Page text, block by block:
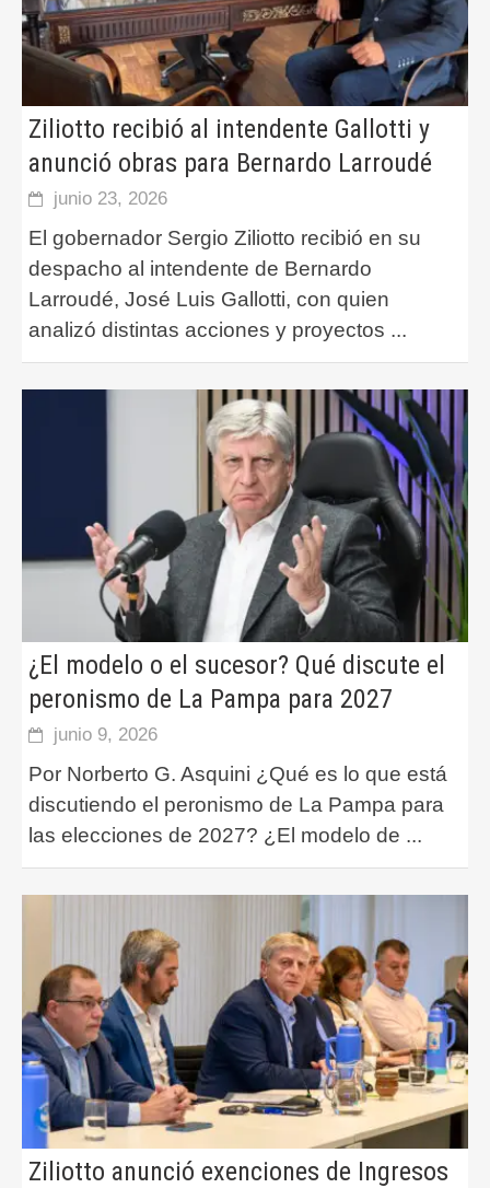
Ziliotto recibió al intendente Gallotti y
anunció obras para Bernardo Larroudé
junio 23, 2026
El gobernador Sergio Ziliotto recibió en su
despacho al intendente de Bernardo
Larroudé, José Luis Gallotti, con quien
analizó distintas acciones y proyectos ...
¿El modelo o el sucesor? Qué discute el
peronismo de La Pampa para 2027
junio 9, 2026
Por Norberto G. Asquini ¿Qué es lo que está
discutiendo el peronismo de La Pampa para
las elecciones de 2027? ¿El modelo de ...
Ziliotto anunció exenciones de Ingresos